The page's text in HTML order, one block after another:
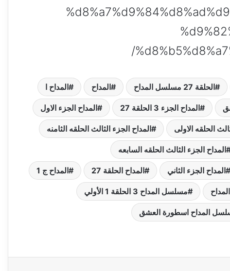
الحلقة 27 مسلسل المداح المداح المداح ا
المداح الجزء 3 الحلقة 27 المداح الجزء الاول
الحلقه الاولى المداح الجزء الثالث الحلقه الثامنه
المداح الجزء الثالث الحلقه السابعه
المداح الجزء الثاني المداح الحلقة 27 المداح ج 1
مسلسل المداح 3 الحلقة 1 الأولي
المداح اسطورة العشق